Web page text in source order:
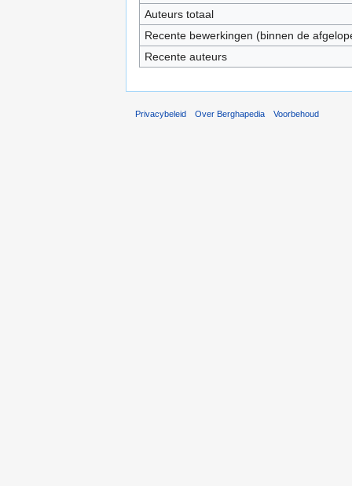
Auteurs totaal
Recente bewerkingen (binnen de
Recente auteurs
Privacybeleid Over Berghapedia Voorbehoud